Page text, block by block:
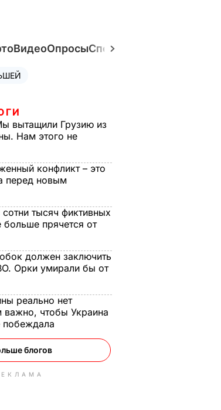
ВидеоОпросыСпецпроекты
вытащили Грузию из
Нам этого не
конфликт – это
перед новым
тысяч фиктивных
больше прячется от
должен заключить
Орки умирали бы от
реально нет
чтобы Украина
побеждала
блогов